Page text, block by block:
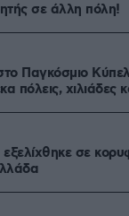
σε άλλη πόλη!
Παγκόσμιο
πόλεις, χιλιάδες
σε